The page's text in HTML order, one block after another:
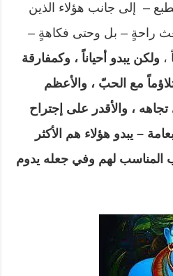
– إلى جانب هؤلاء الذين
راحةٍ – بل وحتى فكاهةٍ –
، ولكن يبدو أحياناً ، وكمفارقة
مع الحبّ ، والأعظم
، والأقدر على إجتراح
– يبدو هؤلاء هم الأكثر
المناسب لهم وفي جعله يدوم